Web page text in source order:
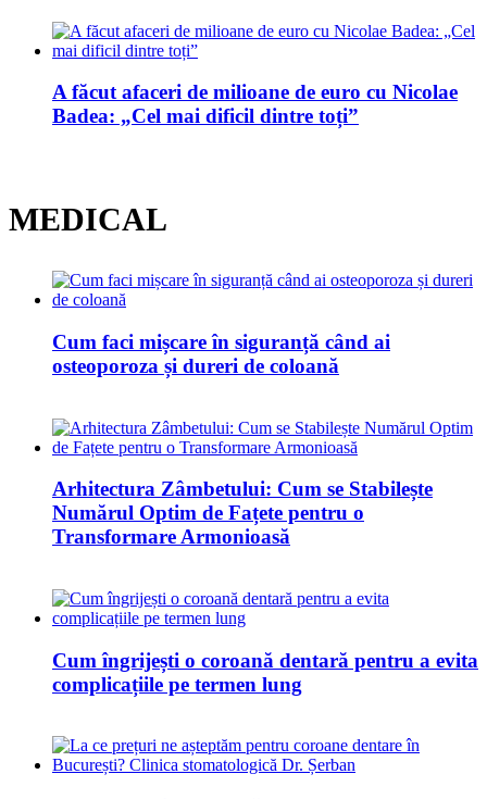
A făcut afaceri de milioane de euro cu Nicolae
Badea: „Cel mai dificil dintre toți”
MEDICAL
Cum faci mișcare în siguranță când ai
osteoporoza și dureri de coloană
Arhitectura Zâmbetului: Cum se Stabilește
Numărul Optim de Fațete pentru o
Transformare Armonioasă
Cum îngrijești o coroană dentară pentru a evita
complicațiile pe termen lung